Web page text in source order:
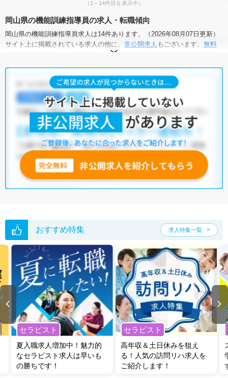
（1～14件目を表示中）
岡山県の機能訓練指導員の求人・転職傾向
岡山県の機能訓練指導員求人は14件あります。（2026年08月07日更新）
サイト上に掲載されている求人の他に、 非公開求人 もございます。 無料
にお申し込みいただくと、全求人からご希望条件に合
岡山県の機能訓練指導員求人では以下のような条件が人気です。
残業少なめ・未経験OK・ 正社員(正職員) 非常勤・パート
介護福祉施設・小児リハビリ・保育園
他の条件でも人気の求人がございますので、「こだわり条件」から検索
いただくか、お気軽にお問い合わせください。
全国の機能訓練指導員求人から検索いただくことも可能です。
無料転職支援サービス
にお申し込みいただくと、ご希望条件をヒアリン
グした上で求人をご提案いたします。
ご希望条件がまだ定まっていない方は人気の希望条件をピックアップし
おすすめ特集 求人特集一覧
セラピスト
夏入職求人増加中！魅力的
なセラピスト求人は早いも
の勝ちです！
セラピスト
高年収＆土日休みを狙え
る！人気の訪問リハ求人を
ご紹介します！